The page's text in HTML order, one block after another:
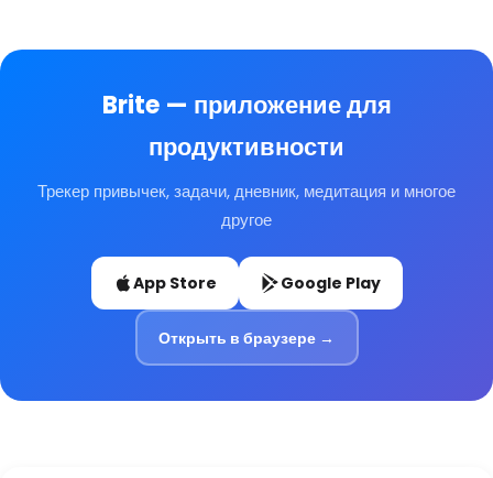
Brite — приложение для
продуктивности
Трекер привычек, задачи, дневник, медитация и многое
другое
App Store Google Play
Открыть в браузере →